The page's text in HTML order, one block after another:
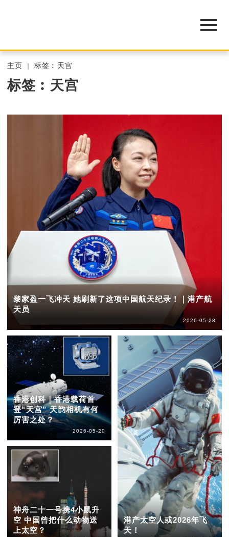
主页 标签︰天宫
标签︰天宫
黎家盈一飞冲天 她刷新了这项中国航天纪录！｜港产航
天员
2026-05-28
香港创科｜香港载荷首
登“天宫” 天韵相机有何
厉害之处？
2026-05-20
神舟二十一号携4小鼠升
空 中国曾把什么动物送
上太空？
港产太空人或2026年飞
天！